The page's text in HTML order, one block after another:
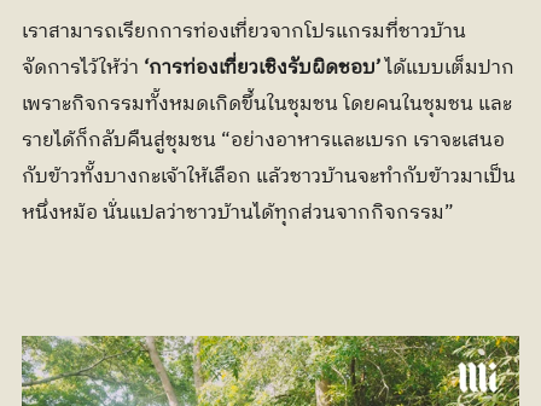
เราสามารถเรียกการท่องเที่ยวจากโปรแกรมที่ชาวบ้าน
จัดการไว้ให้ว่า ‘การท่องเที่ยวเชิงรับผิดชอบ’ ได้แบบเต็มปาก
เพราะกิจกรรมทั้งหมดเกิดขึ้นในชุมชน โดยคนในชุมชน และ
รายได้ก็กลับคืนสู่ชุมชน “อย่างอาหารและเบรก เราจะเสนอ
กับข้าวทั้งบางกะเจ้าให้เลือก แล้วชาวบ้านจะทำกับข้าวมาเป็น
หนึ่งหม้อ นั่นแปลว่าชาวบ้านได้ทุกส่วนจากกิจกรรม”